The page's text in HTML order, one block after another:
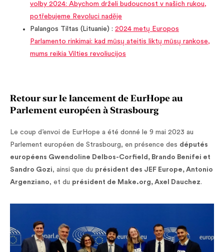
volby 2024: Abychom drželi budoucnost v našich rukou,
potřebujeme Revoluci naděje
Palangos Tiltas (Lituanie) : 2024 metų Europos
Parlamento rinkimai: kad mūsų ateitis liktų mūsų rankose,
mums reikia Vilties revoliucijos
Retour sur le lancement de EurHope au
Parlement européen à Strasbourg
Le coup d’envoi de EurHope a été donné le 9 mai 2023 au
Parlement européen de Strasbourg, en présence des députés
européens Gwendoline Delbos-Corfield, Brando Benifei et
Sandro Gozi, ainsi que du président des JEF Europe, Antonio
Argenziano, et du président de Make.org, Axel Dauchez.